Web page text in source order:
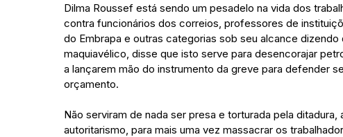
Dilma Roussef está sendo um pesadelo na vida dos
contra funcionários dos correios, professores de
do Embrapa e outras categorias sob seu alcance
maquiavélico, disse que isto serve para desencorajar
a lançarem mão do instrumento da greve para defender
orçamento.
Não serviram de nada ser presa e torturada pela
autoritarismo, para mais uma vez massacrar os